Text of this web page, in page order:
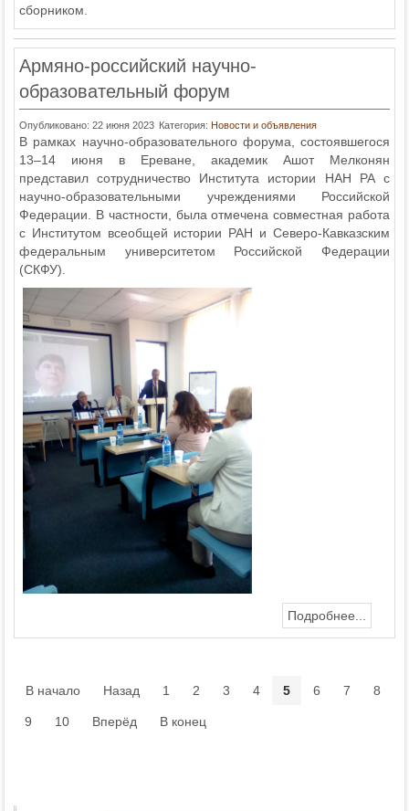
сборником.
Армяно-российский научно-
образовательный форум
Опубликовано: 22 июня 2023 Категория: Новости и объявления
В рамках научно-образовательного форума, состоявшегося
13–14 июня в Ереване, академик Ашот Мелконян
представил сотрудничество Института истории НАН РА с
научно-образовательными учреждениями Российской
Федерации. В частности, была отмечена совместная работа
с Институтом всеобщей истории РАН и Северо-Кавказским
федеральным университетом Российской Федерации
(СКФУ).
Подробнее...
В начало Назад 1 2 3 4 5 6 7 8
9 10 Вперёд В конец